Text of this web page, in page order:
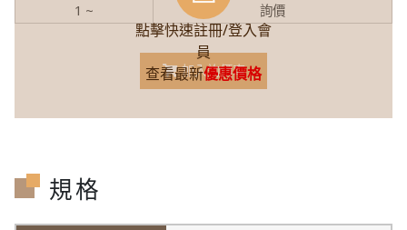
點擊快速註冊/登入會
員
查看最新優惠價格
1 ~
詢價
加入詢價車
規格